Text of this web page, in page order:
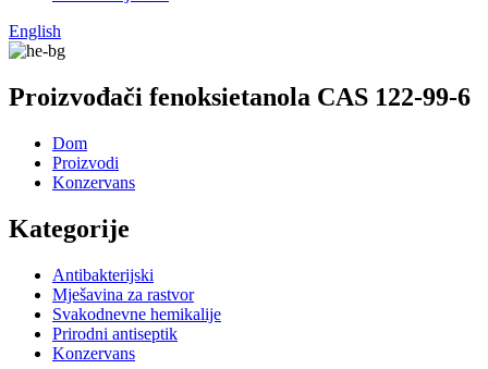
English
Proizvođači fenoksietanola CAS 122-99-6
Dom
Proizvodi
Konzervans
Kategorije
Antibakterijski
Mješavina za rastvor
Svakodnevne hemikalije
Prirodni antiseptik
Konzervans